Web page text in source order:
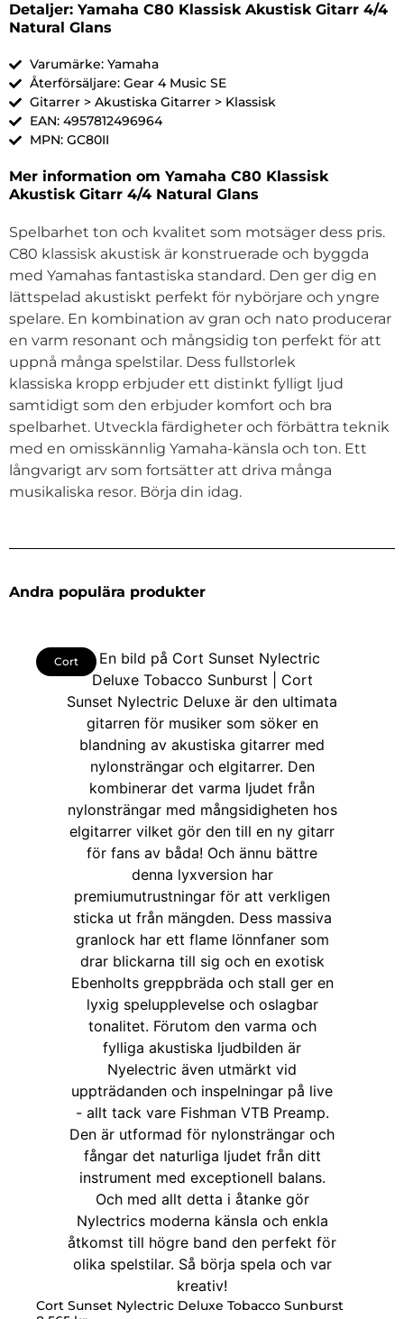
Detaljer: Yamaha C80 Klassisk Akustisk Gitarr 4/4
Natural Glans
Varumärke: Yamaha
Återförsäljare: Gear 4 Music SE
Gitarrer > Akustiska Gitarrer > Klassisk
EAN: 4957812496964
MPN: GC80II
Mer information om Yamaha C80 Klassisk
Akustisk Gitarr 4/4 Natural Glans
Spelbarhet ton och kvalitet som motsäger dess pris.
C80 klassisk akustisk är konstruerade och byggda
med Yamahas fantastiska standard. Den ger dig en
lättspelad akustiskt perfekt för nybörjare och yngre
spelare. En kombination av gran och nato producerar
en varm resonant och mångsidig ton perfekt för att
uppnå många spelstilar. Dess fullstorlek
klassiska kropp erbjuder ett distinkt fylligt ljud
samtidigt som den erbjuder komfort och bra
spelbarhet. Utveckla färdigheter och förbättra teknik
med en omisskännlig Yamaha-känsla och ton. Ett
långvarigt arv som fortsätter att driva många
musikaliska resor. Börja din idag.
Andra populära produkter
Cort
Cort Sunset Nylectric Deluxe Tobacco Sunburst